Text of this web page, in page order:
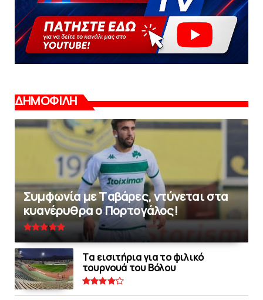
ΔΗΜΟΦΙΛΗ
Συμφωνία με Tαβάρες, ντύνεται στα
κυανέρυθρα ο Πορτογάλος!
Tα εισιτήρια για το φιλικό
τουρνουά του Bόλου